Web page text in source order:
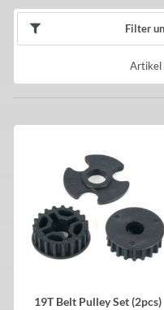
Filter
Artikel
19T Belt Pulley Set (2pcs)